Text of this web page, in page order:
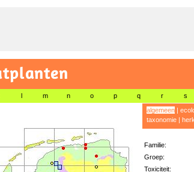
l m n o p q r s
algemeen|
taxonomie|
Familie:
Groep:
Toxiciteit: